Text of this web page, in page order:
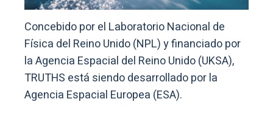
Concebido por el Laboratorio Nacional de
Física del Reino Unido (NPL) y financiado por
la Agencia Espacial del Reino Unido (UKSA),
TRUTHS está siendo desarrollado por la
Agencia Espacial Europea (ESA).